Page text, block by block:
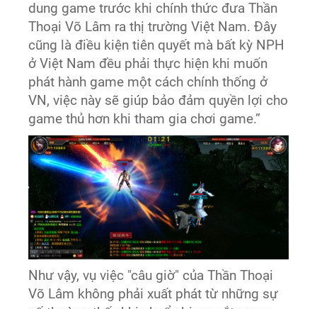
dung game trước khi chính thức đưa Thần
Thoại Võ Lâm ra thị trường Việt Nam. Đây
cũng là điều kiện tiên quyết mà bất kỳ NPH
ở Việt Nam đều phải thực hiện khi muốn
phát hành game một cách chính thống ở
VN, việc này sẽ giúp bảo đảm quyền lợi cho
game thủ hơn khi tham gia chơi game.”
Như vậy, vụ việc "câu giờ" của Thần Thoại
Võ Lâm không phải xuất phát từ những sự